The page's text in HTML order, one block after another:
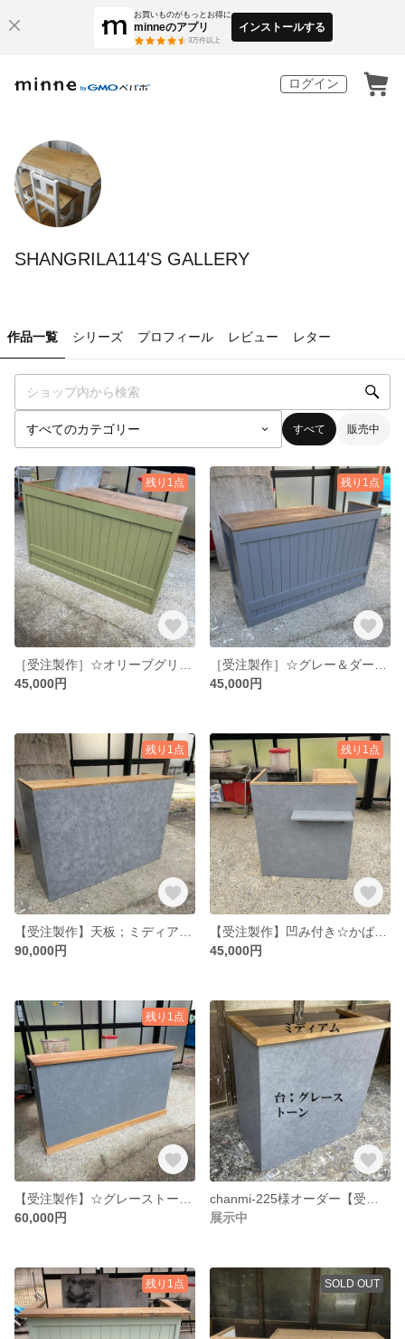
お買いものがもっとお得に
minneのアプリ
3万件以上
インストールする
ログイン
SHANGRILA114'S GALLERY
作品一覧 シリーズ プロフィール レビュー レター
すべて 販売中
残り1点
45,000円
残り1点
45,000円
残り1点
90,000円
残り1点
45,000円
残り1点
60,000円
展示中
残り1点 SOLD OUT